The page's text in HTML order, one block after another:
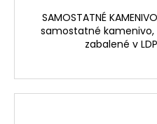
SAMOSTATNÉ
samostatné kamenivo,
zabalené v